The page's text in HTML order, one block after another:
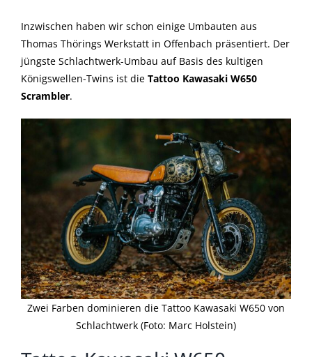
Inzwischen haben wir schon einige Umbauten aus
Thomas Thörings Werkstatt in Offenbach präsentiert. Der
jüngste Schlachtwerk-Umbau auf Basis des kultigen
Königswellen-Twins ist die Tattoo Kawasaki W650
Scrambler.
Zwei Farben dominieren die Tattoo Kawasaki W650 von
Schlachtwerk (Foto: Marc Holstein)